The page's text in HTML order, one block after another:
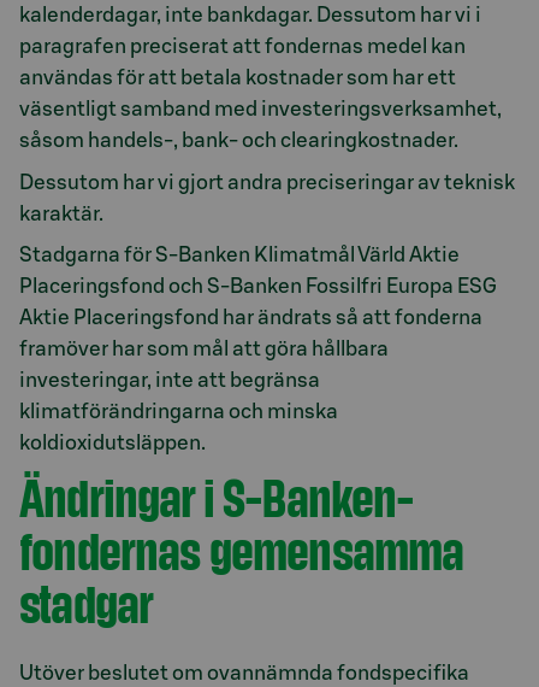
kalenderdagar, inte bankdagar. Dessutom har vi i
paragrafen preciserat att fondernas medel kan
användas för att betala kostnader som har ett
väsentligt samband med investeringsverksamhet,
såsom handels-, bank- och clearingkostnader.
Dessutom har vi gjort andra preciseringar av teknisk
karaktär.
Stadgarna för S-Banken Klimatmål Värld Aktie
Placeringsfond och S-Banken Fossilfri Europa ESG
Aktie Placeringsfond har ändrats så att fonderna
framöver har som mål att göra hållbara
investeringar, inte att begränsa
klimatförändringarna och minska
koldioxidutsläppen.
Ändringar i S-Banken-
fondernas gemensamma
stadgar
Utöver beslutet om ovannämnda fondspecifika